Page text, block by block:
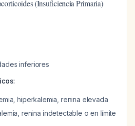
(Insuficiencia Primaria)
inferiores
hiperkalemia, renina elevada
renina indetectable o en límite